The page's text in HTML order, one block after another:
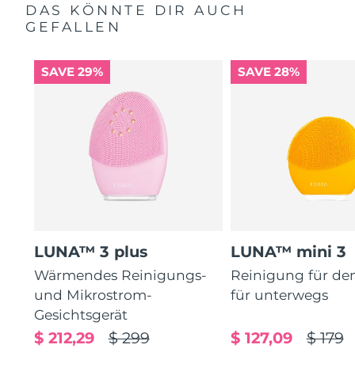
DAS KÖNNTE DIR AUCH
GEFALLEN
SAVE 29%
LUNA™ 3 plus
Wärmendes Reinigungs-
und Mikrostrom-
Gesichtsgerät
$ 299
$ 212,29
SAVE 28%
LUNA™ mini 3
Reinigung für
für unterwegs
$ 179
$ 127,09